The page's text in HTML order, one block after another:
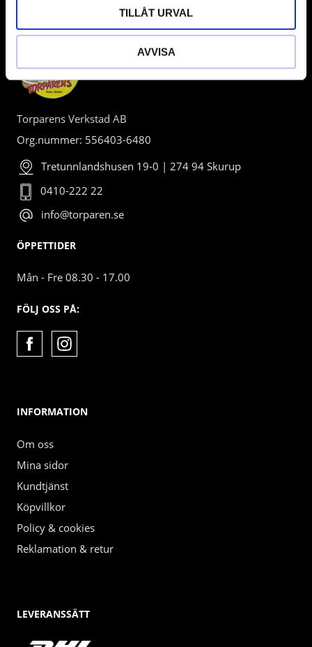
TILLÅT URVAL
AVVISA
Torparens Verkstad AB
Org.nummer: 556403-6480
Tretunnlandshusen 19-0 | 274 94 Skurup
0410-222 22
info@torparen.se
ÖPPETTIDER
Mån - Fre 08.30 - 17.00
FÖLJ OSS PÅ:
INFORMATION
Om oss
Mina sidor
Kundtjänst
Köpvillkor
Policy & cookies
Reklamation & retur
LEVERANSSÄTT